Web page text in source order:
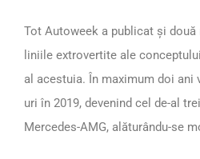
Tot Autoweek a publicat și două
liniile extrovertite ale
al acestuia. În maximum doi ani
uri în 2019, devenind cel de-al
Mercedes-AMG, alăturându-se